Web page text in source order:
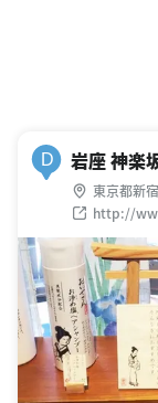
D 岩座 神楽
東京都新
http://